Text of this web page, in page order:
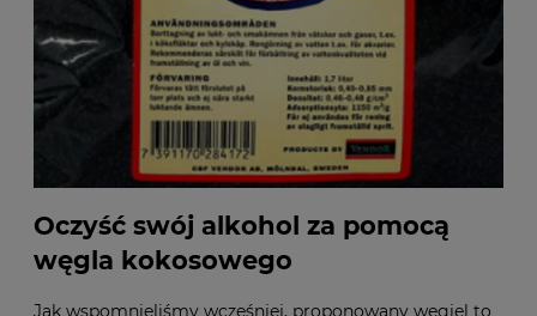
Oczyść swój alkohol za pomocą
węgla kokosowego